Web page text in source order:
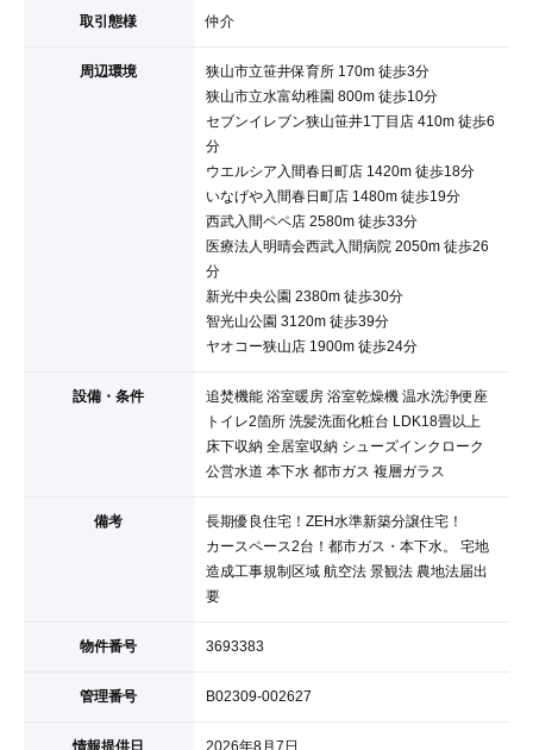
取引態様 仲介
周辺環境
狭山市立笹井保育所 170m 徒歩3分
狭山市立水富幼稚園 800m 徒歩10分
セブンイレブン狭山笹井1丁目店 410m 徒歩6
分
ウエルシア入間春日町店 1420m 徒歩18分
いなげや入間春日町店 1480m 徒歩19分
西武入間ペペ店 2580m 徒歩33分
医療法人明晴会西武入間病院 2050m 徒歩26
分
新光中央公園 2380m 徒歩30分
智光山公園 3120m 徒歩39分
ヤオコー狭山店 1900m 徒歩24分
設備・条件
追焚機能 浴室暖房 浴室乾燥機 温水洗浄便座
トイレ2箇所 洗髪洗面化粧台 LDK18畳以上
床下収納 全居室収納 シューズインクローク
公営水道 本下水 都市ガス 複層ガラス
備考
長期優良住宅！ZEH水準新築分譲住宅！
カースペース2台！都市ガス・本下水。 宅地
造成工事規制区域 航空法 景観法 農地法届出
要
物件番号 3693383
管理番号 B02309-002627